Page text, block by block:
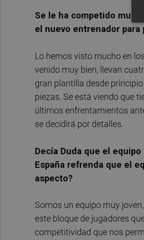
Se le ha competido muy
el nuevo entrenador
Lo hemos visto mucho en
venido muy bien, llevan
gran plantilla desde
piezas. Se está viendo que
últimos enfrentamientos
se decidirá por detalles.
Decía Duda que el
España refrenda que el
aspecto?
Somos un equipo muy
este bloque de jugadores
competitividad que nos